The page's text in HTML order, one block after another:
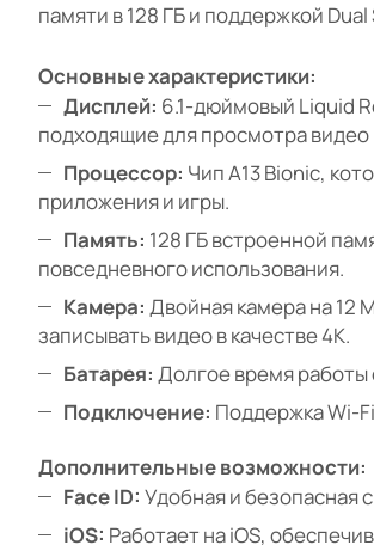
памяти в 128 ГБ и поддержкой
Основные характеристики:
Дисплей: 6.1-дюймовый Liquid
подходящие для просмотра
Процессор: Чип A13 Bionic,
приложения и игры.
Память: 128 ГБ встроенной
повседневного использования.
Камера: Двойная камера на 12
записывать видео в качестве 4K.
Батарея: Долгое время работы
Подключение: Поддержка Wi-
Дополнительные возможности:
Face ID: Удобная и безопасная
iOS: Работает на iOS,